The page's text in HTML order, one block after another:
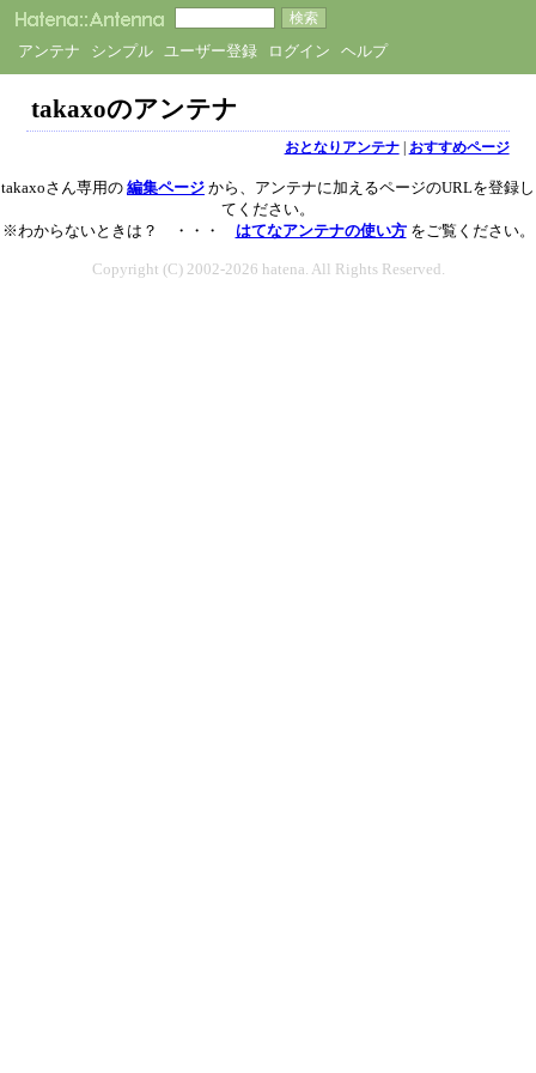
アンテナ シンプル ユーザー登録 ログイン ヘルプ
takaxoのアンテナ
おとなりアンテナ| おすすめページ
takaxoさん専用の 編集ページ から、アンテナに加えるページのURLを登録し
てください。
※わからないときは？ ・・・ はてなアンテナの使い方をご覧ください。
Copyright (C) 2002-2026 hatena. All Rights Reserved.